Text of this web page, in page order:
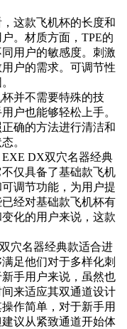
，这款飞机杯的长度和
。材质方面，TPE的
用户的敏感度。刺激
户的需求。可调节性
杯并不需要特殊的技
户也能够轻松上手。
确的方法进行清洁和
。
EXE DX双穴名器经典
仅具备了基础款飞机
调节功能，为用户提
经对基础款飞机杯有
化的用户来说，这款
穴名器经典款适合进
足他们对于多样化刺
手用户来说，虽然也
来适应其双通道设计
作简单，对于新手用
议从紧致通道开始体